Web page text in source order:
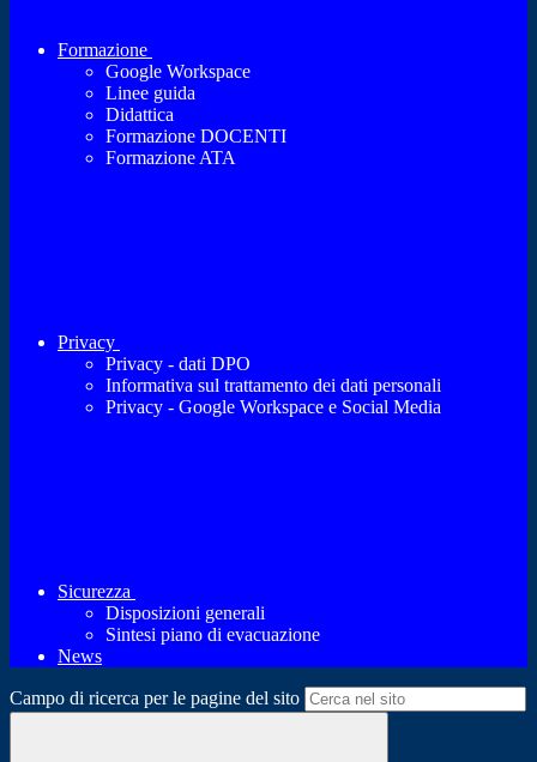
Formazione
Google Workspace
Linee guida
Didattica
Formazione DOCENTI
Formazione ATA
Privacy
Privacy - dati DPO
Informativa sul trattamento dei dati personali
Privacy - Google Workspace e Social Media
Sicurezza
Disposizioni generali
Sintesi piano di evacuazione
News
Campo di ricerca per le pagine del sito